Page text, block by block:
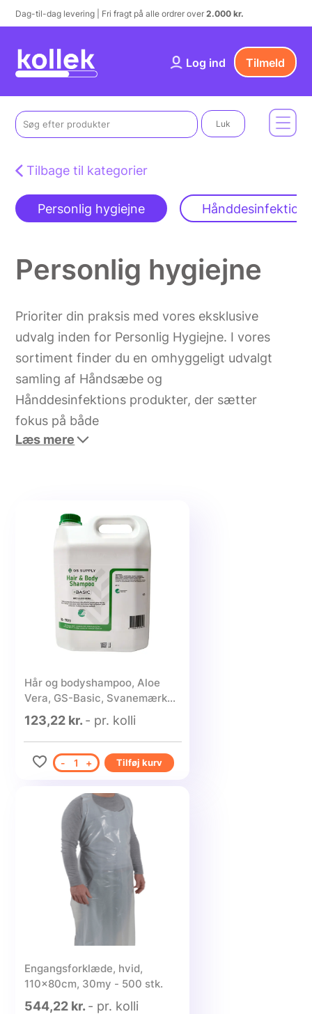
Dag-til-dag levering | Fri fragt på alle ordrer over2.000 kr.
Tilmeld
Log ind
Luk
Tilbage til kategorier
Personlig hygiejne Hånddesinfektion
Personlig hygiejne
Prioriter din praksis med vores eksklusive
udvalg inden for Personlig Hygiejne. I vores
sortiment finder du en omhyggeligt udvalgt
samling af Håndsæbe og
Hånddesinfektions produkter, der sætter
fokus på både
Læs mere
Hår og bodyshampoo, Aloe
Vera, GS-Basic, Svanemærket,
uden farve og parfume, 5-liter
- 1 stk.
123,22 kr. - pr. kolli
- 1 + Tilføj kurv
Engangsforklæde, hvid,
110x80cm, 30my - 500 stk.
544,22 kr. - pr. kolli